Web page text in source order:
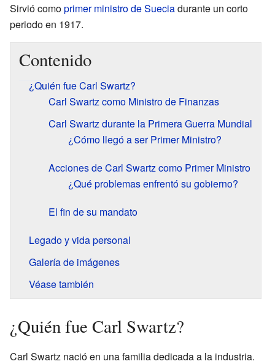
Sirvió comoprimer ministro de Sueciadurante un corto
periodo en 1917.
Contenido
¿Quién fue Carl Swartz?
Carl Swartz como Ministro de Finanzas
Carl Swartz durante la Primera Guerra Mundial
¿Cómo llegó a ser Primer Ministro?
Acciones de Carl Swartz como Primer Ministro
¿Qué problemas enfrentó su gobierno?
El fin de su mandato
Legado y vida personal
Galería de imágenes
Véase también
¿Quién fue Carl Swartz?
Carl Swartz nació en una familia dedicada a la industria.